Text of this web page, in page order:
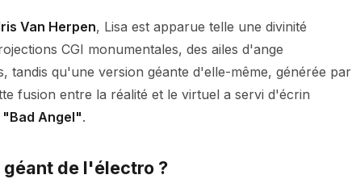
Van Herpen, Lisa est apparue telle une divinité
CGI monumentales, des ailes d'ange
tandis qu'une version géante d'elle-même, générée par
fusion entre la réalité et le virtuel a servi d'écrin
"Bad Angel".
géant de l'électro ?